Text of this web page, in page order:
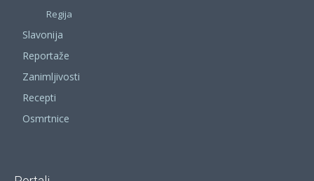
Regija
Slavonija
Reportaže
Zanimljivosti
Recepti
Osmrtnice